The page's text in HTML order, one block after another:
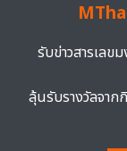
รับข่าวสารเลข
ลุ้นรับรางวัลจาก